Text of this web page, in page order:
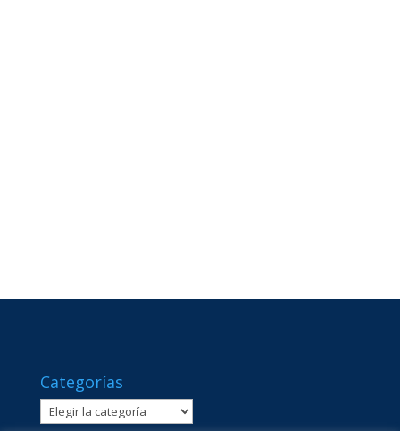
Categorías
Categorías